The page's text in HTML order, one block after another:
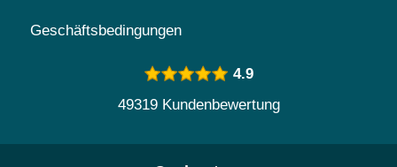
Geschäftsbedingungen
4.9
49319 Kundenbewertung